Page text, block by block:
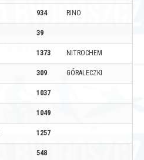
934 RINO
39
1373 NITROCHEM
309 GÓRALECZKI
1037
1049
1257
548